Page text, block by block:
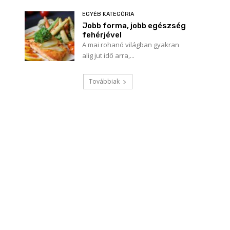
mail:*
EGYÉB KATEGÓRIA
Jobb forma, jobb egészség
fehérjével
A mai rohanó világban gyakran
alig jut idő arra,...
Továbbiak